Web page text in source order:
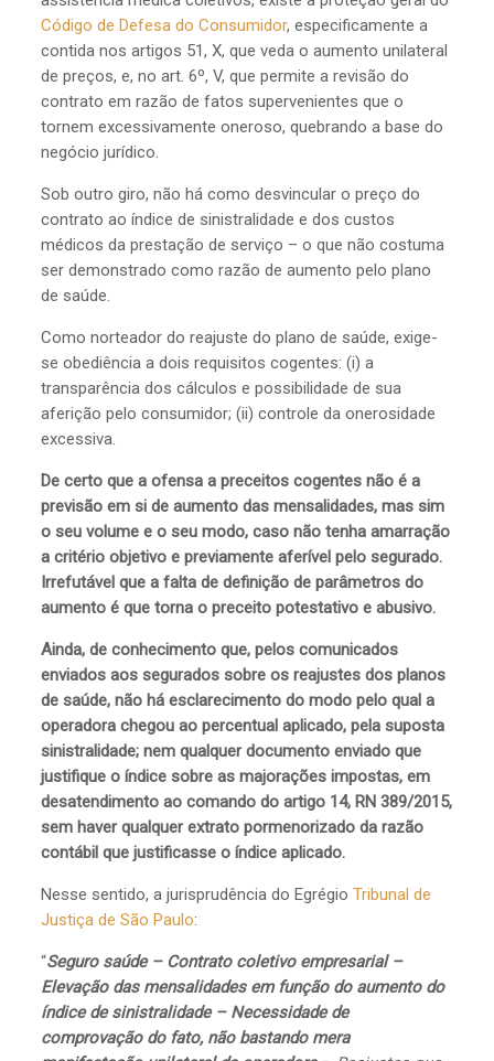
Código de Defesa do Consumidor, especificamente a
contida nos artigos 51, X, que veda o aumento unilateral
de preços, e, no art. 6º, V, que permite a revisão do
contrato em razão de fatos supervenientes que o
tornem excessivamente oneroso, quebrando a base do
negócio jurídico.
Sob outro giro, não há como desvincular o preço do
contrato ao índice de sinistralidade e dos custos
médicos da prestação de serviço – o que não costuma
ser demonstrado como razão de aumento pelo plano
de saúde.
Como norteador do reajuste do plano de saúde, exige-
se obediência a dois requisitos cogentes: (i) a
transparência dos cálculos e possibilidade de sua
aferição pelo consumidor; (ii) controle da onerosidade
excessiva.
De certo que a ofensa a preceitos cogentes não é a
previsão em si de aumento das mensalidades, mas sim
o seu volume e o seu modo, caso não tenha amarração
a critério objetivo e previamente aferível pelo segurado.
Irrefutável que a falta de definição de parâmetros do
aumento é que torna o preceito potestativo e abusivo.
Ainda, de conhecimento que, pelos comunicados
enviados aos segurados sobre os reajustes dos planos
de saúde, não há esclarecimento do modo pelo qual a
operadora chegou ao percentual aplicado, pela suposta
sinistralidade; nem qualquer documento enviado que
justifique o índice sobre as majorações impostas, em
desatendimento ao comando do artigo 14, RN 389/2015,
sem haver qualquer extrato pormenorizado da razão
contábil que justificasse o índice aplicado.
Nesse sentido, a jurisprudência do EgrégioTribunal de
Justiça de São Paulo:
“Seguro saúde – Contrato coletivo empresarial –
Elevação das mensalidades em função do aumento do
índice de sinistralidade – Necessidade de
comprovação do fato, não bastando mera